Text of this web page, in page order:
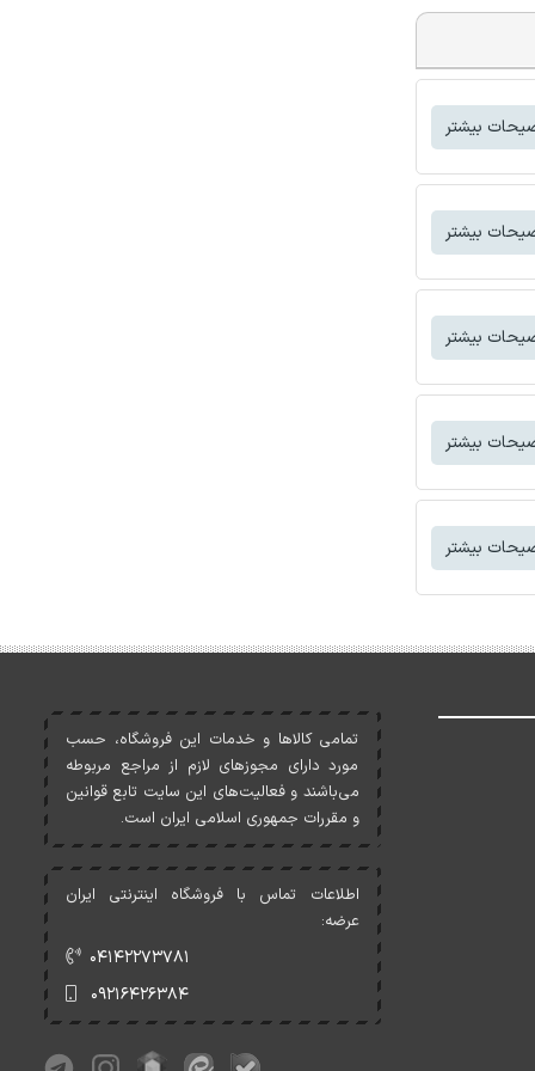
بیشتر
بیشتر
بیشتر
بیشتر
بیشتر
تمامی کالاها و خدمات اين فروشگاه، حسب
مورد دارای مجوزهای لازم از مراجع مربوطه
می‌باشند و فعاليت‌های اين سايت تابع قوانين
و مقررات جمهوری اسلامی ايران است.
اطلاعات تماس با فروشگاه اینترنتی ایران
عرضه:
۰۴۱۴۲۲۷۳۷۸۱
۰۹۲۱۶۴۲۶۳۸۴